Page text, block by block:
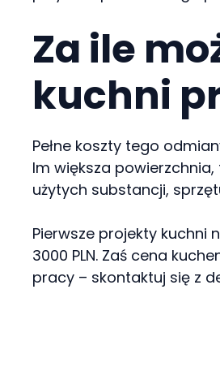
Za ile
kuchni
Pełne koszty tego
Im większa
użytych substancji,
Pierwsze projekty kuchni
3000 PLN. Zaś cena
pracy – skontaktuj się z